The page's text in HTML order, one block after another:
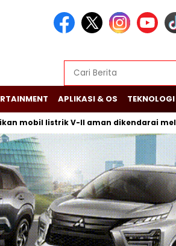
APLIKASI & OS TEKNOLOGI
listrik V-II aman dikendarai melewati